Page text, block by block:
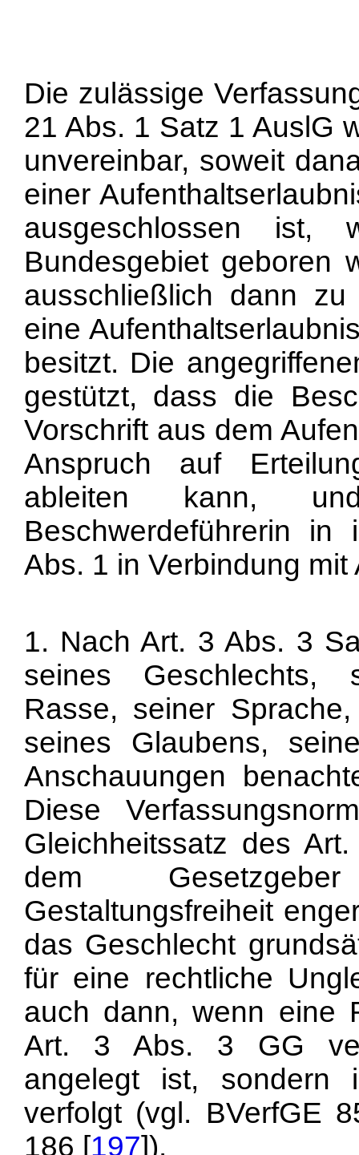
Die zulässige
21 Abs. 1 Satz 1 AuslG
unvereinbar, soweit
einer
ausgeschlossen
Bundesgebiet geboren
ausschließlich dann
eine
besitzt. Die
gestützt, dass die
Vorschrift aus dem
Anspruch auf
ableiten kann,
Beschwerdeführerin
Abs. 1 in Verbindung
1. Nach Art. 3 Abs. 3
seines Geschlechts,
Rasse, seiner
seines Glaubens,
Anschauungen
Diese
Gleichheitssatz des
dem
Gestaltungsfreiheit
das Geschlecht
für eine rechtliche
auch dann, wenn eine
Art. 3 Abs. 3 GG
angelegt ist, sondern
verfolgt (vgl. BVerfGE
186 [197]).